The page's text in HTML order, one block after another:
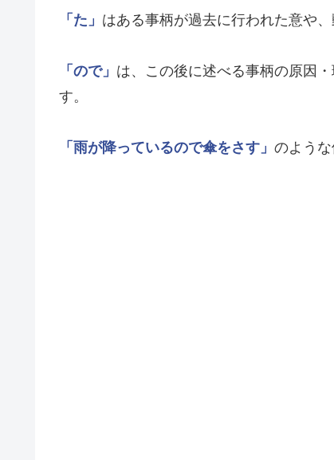
「た」 はある事柄が過去に行われた意や
「ので」 は、この後に述べる事柄の原因
す。
「雨が降っているので傘をさす」 のような